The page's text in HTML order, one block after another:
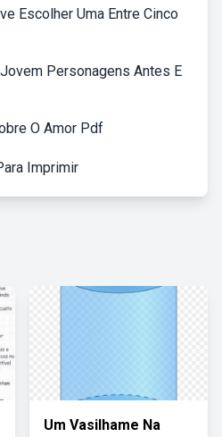
Escolher Uma Entre Cinco
Personagens Antes E
O Amor Pdf
Imprimir
Um Vasilhame Na